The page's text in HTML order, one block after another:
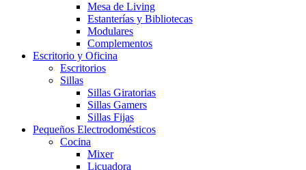
Mesa de Living
Estanterías y Bibliotecas
Modulares
Complementos
Escritorio y Oficina
Escritorios
Sillas
Sillas Giratorias
Sillas Gamers
Sillas Fijas
Pequeños Electrodomésticos
Cocina
Mixer
Licuadora